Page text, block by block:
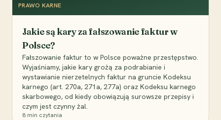
PRAWO KARNE
Jakie są kary za fałszowanie faktur w
Polsce?
Fałszowanie faktur to w Polsce poważne przestępstwo.
Wyjaśniamy, jakie kary grożą za podrabianie i
wystawianie nierzetelnych faktur na gruncie Kodeksu
karnego (art. 270a, 271a, 277a) oraz Kodeksu karnego
skarbowego, od kiedy obowiązują surowsze przepisy i
czym jest czynny żal.
8 min czytania